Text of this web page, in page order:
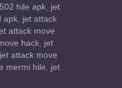
hile apk
jet
apk jet attack
attack move
hack
jet
jet attack move
mermi hile
jet